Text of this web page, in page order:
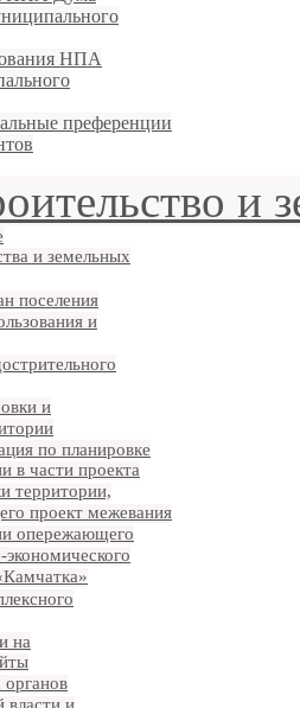
НПА
преференции
и
и земельных
поселения
и
и
по планировке
в части проекта
территории,
проект межевания
опережающего
экономического
на